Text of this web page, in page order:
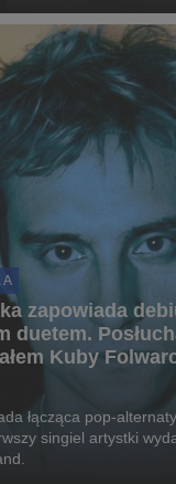
zapowiada
duetem.
Kuby
łącząca pop-
singiel artystki